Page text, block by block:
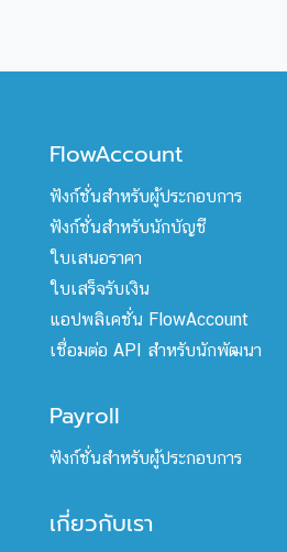
FlowAccount
ฟังก์ชั่นสำหรับผู้ประกอบการ
ฟังก์ชั่นสำหรับนักบัญชี
ใบเสนอราคา
ใบเสร็จรับเงิน
แอปพลิเคชั่น FlowAccount
เชื่อมต่อ API สำหรับนักพัฒนา
Payroll
ฟังก์ชั่นสำหรับผู้ประกอบการ
เกี่ยวกับเรา